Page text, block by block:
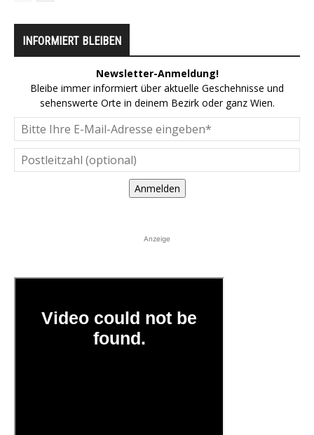
INFORMIERT BLEIBEN
Newsletter-Anmeldung!
Bleibe immer informiert über aktuelle Geschehnisse und
sehenswerte Orte in deinem Bezirk oder ganz Wien.
Anmelden
Anzeige